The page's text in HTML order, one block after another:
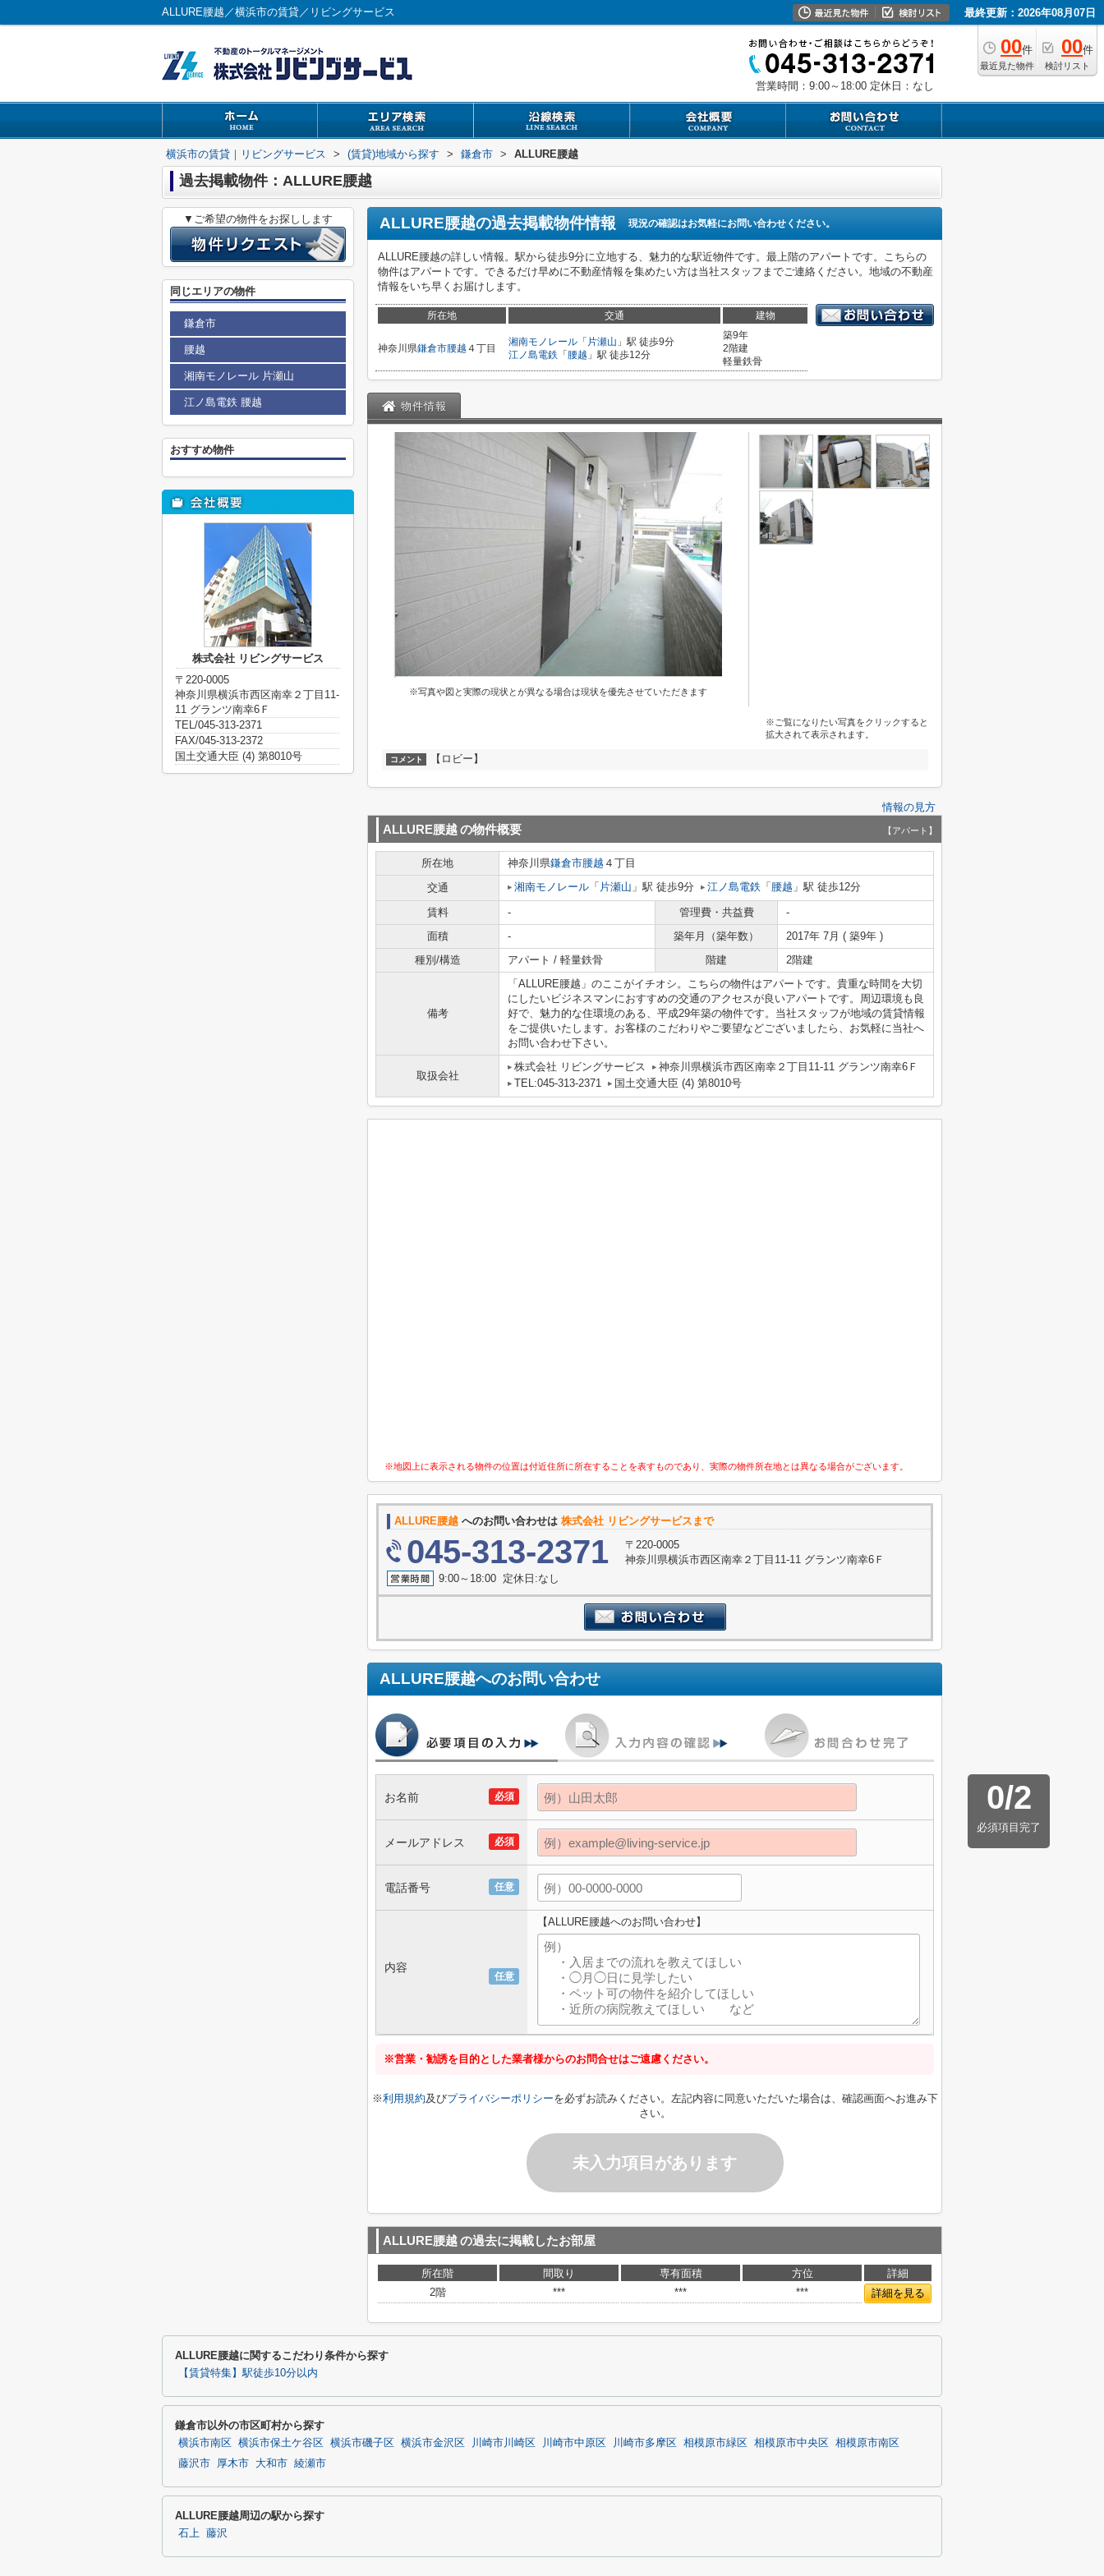
ALLURE腰越／横浜市の賃貸／リビングサービス 最終更新：2026年08月07日
00件
最近見た物件
00件
検討リスト
営業時間：9:00～18:00 定休日：なし
横浜市の賃貸｜リビングサービス > (賃貸)地域から探す > 鎌倉市 > ALLURE腰越
過去掲載物件：ALLURE腰越
ALLURE腰越の過去掲載物件情報 現況の確認はお気軽にお問い合わせください。
ALLURE腰越の詳しい情報。駅から徒歩9分に立地する、魅力的な駅近物件です。最上階のアパートです。こちらの
物件はアパートです。できるだけ早めに不動産情報を集めたい方は当社スタッフまでご連絡ください。地域の不動産
情報をいち早くお届けします。
所在地 交通 建物
神奈川県鎌倉市腰越 ４丁目
湘南モノレール 「 片瀬山 」駅 徒歩9分
江ノ島電鉄 「 腰越 」駅 徒歩12分
築9年
2階建
軽量鉄骨
物件情報
※写真や図と実際の現状とが異なる場合は現状を優先させていただきます
※ご覧になりたい写真をクリックすると
拡大されて表示されます。
コメント 【ロビー】
情報の見方
ALLURE腰越の物件概要 【アパート】
所在地 神奈川県鎌倉市腰越 ４丁目
交通
湘南モノレール 「 片瀬山 」駅 徒歩9分 江ノ島電鉄 「 腰越 」駅 徒歩12分
賃料 - 管理費・共益費
-
面積
- 築年月（築年数）
2017年 7月 ( 築9年 )
種別/構造
アパート / 軽量鉄骨 階建 2階建
備考
「ALLURE腰越」のここがイチオシ。こちらの物件はアパートです。貴重な時間を大切
にしたいビジネスマンにおすすめの交通のアクセスが良いアパートです。周辺環境も良
好で、魅力的な住環境のある、平成29年築の物件です。当社スタッフが地域の賃貸情報
をご提供いたします。お客様のこだわりやご要望などございましたら、お気軽に当社へ
お問い合わせ下さい。
取扱会社
株式会社 リビングサービス
神奈川県横浜市西区南幸２丁目11-11 グランツ南幸6Ｆ
TEL:045-313-2371
国土交通大臣 (4) 第8010号
※地図上に表示される物件の位置は付近住所に所在することを表すものであり、実際の物件所在地とは異なる場合がございます。
ALLURE腰越 へのお問い合わせは 株式会社 リビングサービスまで
045-313-2371
〒220-0005
神奈川県横浜市西区南幸２丁目11-11 グランツ南幸6Ｆ
9:00～18:00 定休日:なし
ALLURE腰越へのお問い合わせ
0/2
必須項目完了
必須
お名前
必須
メールアドレス
任意
電話番号
任意
内容
【ALLURE腰越へのお問い合わせ】
※営業・勧誘を目的とした業者様からのお問合せはご遠慮ください。
※利用規約及びプライバシーポリシーを必ずお読みください。左記内容に同意いただいた場合は、確認画面へお進み下
さい。
未入力項目があります
ALLURE腰越の過去に掲載したお部屋
所在階 間取り 専有面積 方位
詳細
2階
*** *** *** 詳細を見る
▼ご希望の物件をお探しします
同じエリアの物件
鎌倉市
腰越
湘南モノレール 片瀬山
江ノ島電鉄 腰越
おすすめ物件
株式会社 リビングサービス
〒220-0005
神奈川県横浜市西区南幸２丁目11-
11 グランツ南幸6Ｆ
TEL/045-313-2371
FAX/045-313-2372
国土交通大臣 (4) 第8010号
ALLURE腰越に関するこだわり条件から探す
【賃貸特集】駅徒歩10分以内
鎌倉市以外の市区町村から探す
横浜市南区 横浜市保土ケ谷区 横浜市磯子区 横浜市金沢区 川崎市川崎区 川崎市中原区 川崎市多摩区 相模原市緑区 相模原市中央区
相模原市南区
藤沢市
厚木市 大和市 綾瀬市
ALLURE腰越周辺の駅から探す
石上 藤沢